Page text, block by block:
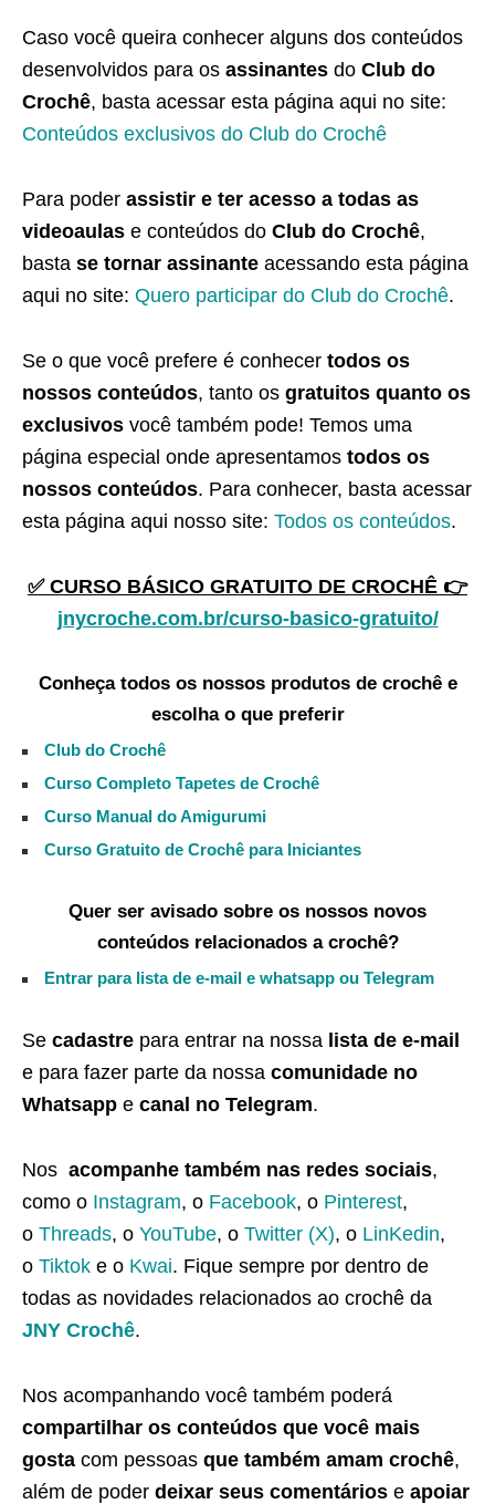
Caso você queira conhecer alguns dos conteúdos
desenvolvidos para os assinantes do Club do
Crochê, basta acessar esta página aqui no site:
Conteúdos exclusivos do Club do Crochê
Para poder assistir e ter acesso a todas as
videoaulas e conteúdos do Club do Crochê,
basta se tornar assinante acessando esta página
aqui no site: Quero participar do Club do Crochê.
Se o que você prefere é conhecer todos os
nossos conteúdos, tanto os gratuitos quanto os
exclusivos você também pode! Temos uma
página especial onde apresentamos todos os
nossos conteúdos. Para conhecer, basta acessar
esta página aqui nosso site: Todos os conteúdos.
✅ CURSO BÁSICO GRATUITO DE CROCHÊ 👉
jnycroche.com.br/curso-basico-gratuito/
Conheça todos os nossos produtos de crochê e
escolha o que preferir
Club do Crochê
Curso Completo Tapetes de Crochê
Curso Manual do Amigurumi
Curso Gratuito de Crochê para Iniciantes
Quer ser avisado sobre os nossos novos
conteúdos relacionados a crochê?
Entrar para lista de e-mail e whatsapp ou Telegram
Se cadastre para entrar na nossa lista de e-mail
e para fazer parte da nossa comunidade no
Whatsapp e canal no Telegram.
Nos acompanhe também nas redes sociais,
como o Instagram, o Facebook, o Pinterest,
o Threads, o YouTube, o Twitter (X), o LinKedin,
o Tiktok e o Kwai. Fique sempre por dentro de
todas as novidades relacionados ao crochê da
JNY Crochê.
Nos acompanhando você também poderá
compartilhar os conteúdos que você mais
gosta com pessoas que também amam crochê,
além de poder deixar seus comentários e apoiar